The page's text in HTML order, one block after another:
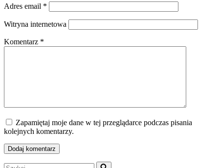
Adres email *
Witryna internetowa
Komentarz *
Zapamiętaj moje dane w tej przeglądarce podczas pisania
kolejnych komentarzy.
Szukaj...